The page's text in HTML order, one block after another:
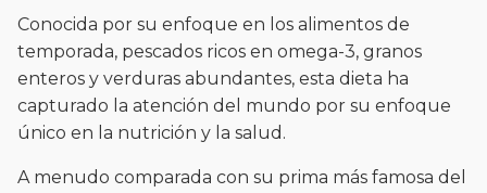
Conocida por su enfoque en los alimentos de
temporada, pescados ricos en omega-3, granos
enteros y verduras abundantes, esta dieta ha
capturado la atención del mundo por su enfoque
único en la nutrición y la salud.
A menudo comparada con su prima más famosa del